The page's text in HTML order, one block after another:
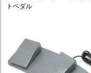
トペダル